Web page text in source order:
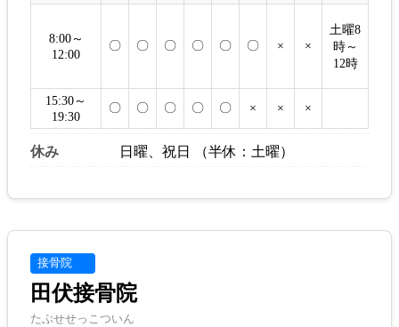
8:00～
12:00
〇 〇 〇 〇 〇 〇 × ×
土曜8
時～
12時
15:30～
19:30
〇 〇 〇 〇 〇 × × ×
休み 日曜、祝日 （半休：土曜）
接骨院
田伏接骨院
たぶせせっこついん